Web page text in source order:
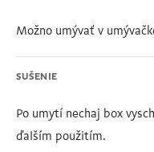
Možno umývať v
SUŠENIE
Po umytí nechaj box
ďalším použitím.